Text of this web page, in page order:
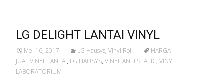
LG DELIGHT LANTAI VINYL
Mei 16, 2017 LG Hausys, Vinyl Roll
HARGA
JUAL VINYL LANTAI, LG HAUSYS, VINYL ANTI STATIC, VINYL
LABORATORIUM